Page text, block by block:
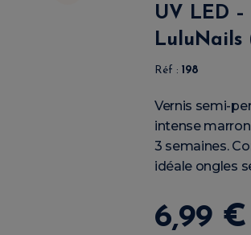
UV LED
LuluNails
Réf : 198
Vernis semi-
intense
3 semaines.
idéale ongles
6,99 €